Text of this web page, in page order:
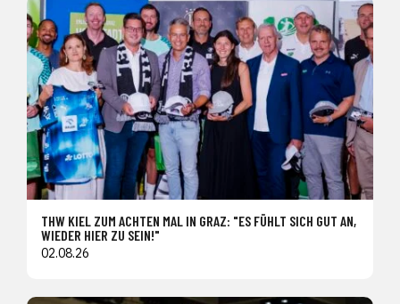
THW KIEL ZUM ACHTEN MAL IN GRAZ: "ES FÜHLT SICH GUT AN,
WIEDER HIER ZU SEIN!"
02.08.26